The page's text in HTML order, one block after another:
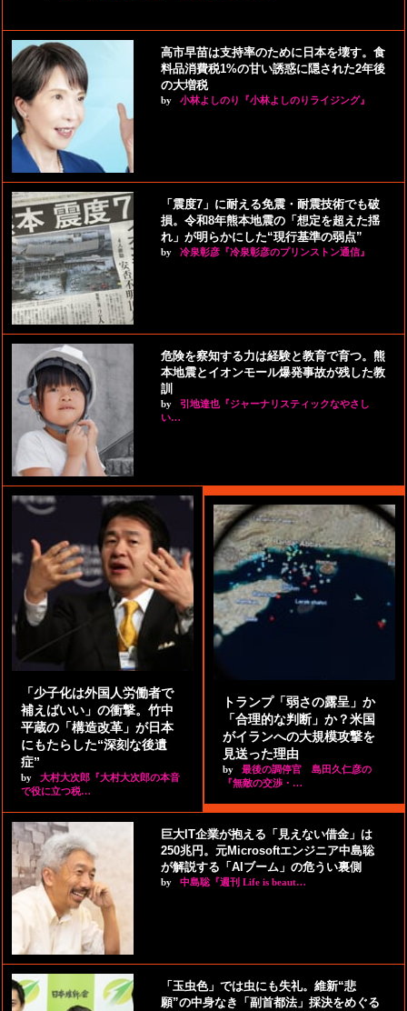
高市早苗は支持率のために日本を壊す。食
料品消費税1%の甘い誘惑に隠された2年後
の大増税
by 小林よしのり『小林よしのりライジング』
「震度7」に耐える免震・耐震技術でも破
損。令和8年熊本地震の「想定を超えた揺
れ」が明らかにした“現行基準の弱点”
by 冷泉彰彦『冷泉彰彦のプリンストン通信』
危険を察知する力は経験と教育で育つ。熊
本地震とイオンモール爆発事故が残した教
訓
by
引地達也『ジャーナリスティックなやさし
い…
「少子化は外国人労働者で
補えばいい」の衝撃。竹中
平蔵の「構造改革」が日本
にもたらした“深刻な後遺
症”
by
大村大次郎『大村大次郎の本音
で役に立つ税…
トランプ「弱さの露呈」か
「合理的な判断」か？米国
がイランへの大規模攻撃を
見送った理由
by
最後の調停官 島田久仁彦の
『無敵の交渉・…
巨大IT企業が抱える「見えない借金」は
250兆円。元Microsoftエンジニア中島聡
が解説する「AIブーム」の危うい裏側
by 中島聡『週刊 Life is beaut…
「玉虫色」では虫にも失礼。維新“悲
願”の中身なき「副首都法」採決をめぐる